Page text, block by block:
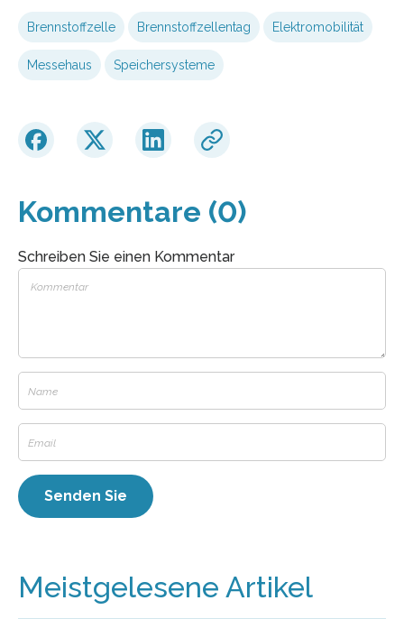
Brennstoffzelle Brennstoffzellentag Elektromobilität
Messehaus Speichersysteme
Kommentare (0)
Schreiben Sie einen Kommentar
Meistgelesene Artikel